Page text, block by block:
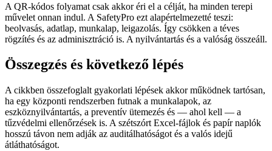
A QR-kódos folyamat csak akkor éri el a célját, ha minden terepi
művelet onnan indul. A SafetyPro ezt alapértelmezetté teszi:
beolvasás, adatlap, munkalap, leigazolás. Így csökken a téves
rögzítés és az adminisztráció is. A nyilvántartás és a valóság összeáll.
Összegzés és következő lépés
A cikkben összefoglalt gyakorlati lépések akkor működnek tartósan,
ha egy központi rendszerben futnak a munkalapok, az
eszköznyilvántartás, a preventív ütemezés és — ahol kell — a
tűzvédelmi ellenőrzések is. A szétszórt Excel-fájlok és papír naplók
hosszú távon nem adják az auditálhatóságot és a valós idejű
átláthatóságot.